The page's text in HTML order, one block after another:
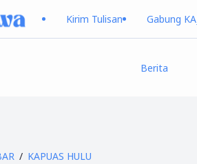
Kirim Tulisan Gabung
Berita
KAPUAS HULU